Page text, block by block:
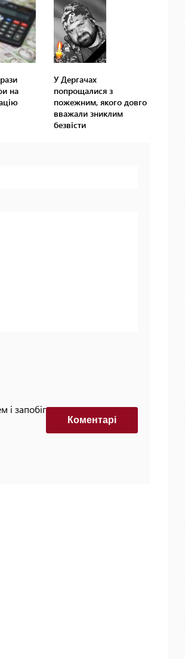
на
У Дергачах
попрощалися з
пожежним, якого довго
вважали зниклим
безвісти
і запобігти автоматизованим
Коментарi